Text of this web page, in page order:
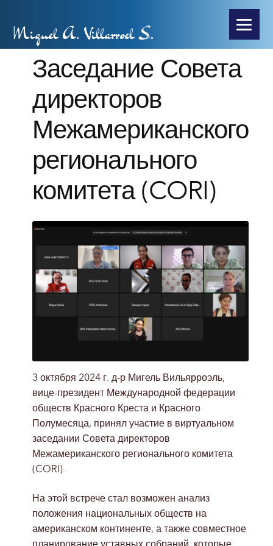
Miguel A. Villarroel S.
Заседание Совета
директоров
Межамериканского
регионального
комитета (CORI)
3 октября 2024 г. д-р Мигель Вильярроэль,
вице-президент Международной федерации
обществ Красного Креста и Красного
Полумесяца, принял участие в виртуальном
заседании Совета директоров
Межамериканского регионального комитета
(CORI).
На этой встрече стал возможен анализ
положения национальных обществ на
американском континенте, а также совместное